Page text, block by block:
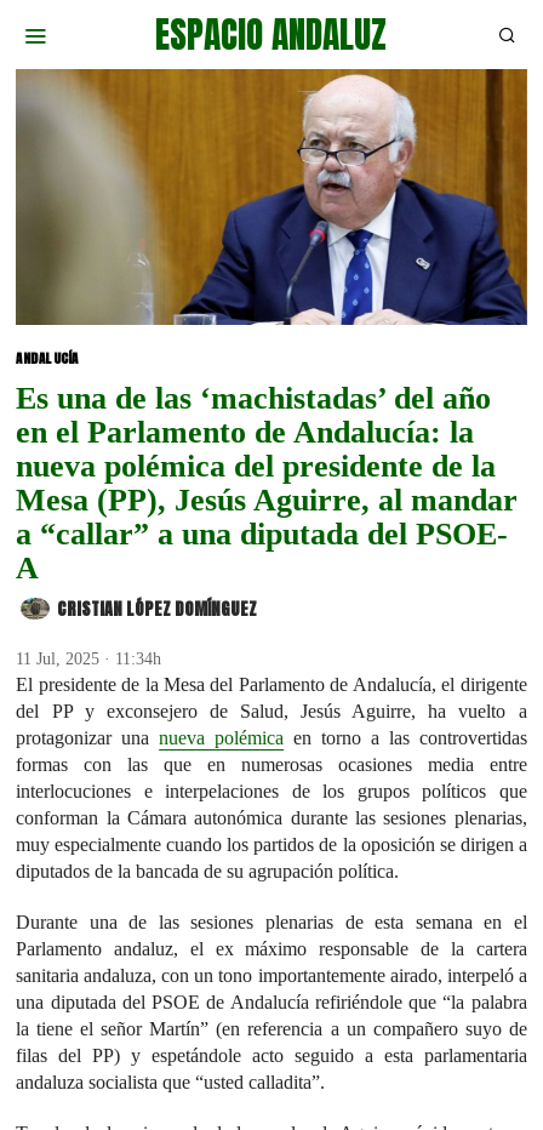
ESPACIO ANDALUZ
ANDALUCÍA
Es una de las ‘machistadas’ del año
en el Parlamento de Andalucía: la
nueva polémica del presidente de la
Mesa (PP), Jesús Aguirre, al mandar
a “callar” a una diputada del PSOE-
A
CRISTIAN LÓPEZ DOMÍNGUEZ
11 Jul, 2025 · 11:34h
El presidente de la Mesa del Parlamento de Andalucía, el dirigente
del PP y exconsejero de Salud, Jesús Aguirre, ha vuelto a
protagonizar unanueva polémica en torno a las controvertidas
formas con las que en numerosas ocasiones media entre
interlocuciones e interpelaciones de los grupos políticos que
conforman la Cámara autonómica durante las sesiones plenarias,
muy especialmente cuando los partidos de la oposición se dirigen a
diputados de la bancada de su agrupación política.
Durante una de las sesiones plenarias de esta semana en el
Parlamento andaluz, el ex máximo responsable de la cartera
sanitaria andaluza, con un tono importantemente airado, interpeló a
una diputada del PSOE de Andalucía refiriéndole que “la palabra
la tiene el señor Martín” (en referencia a un compañero suyo de
filas del PP) y espetándole acto seguido a esta parlamentaria
andaluza socialista que “usted calladita”.